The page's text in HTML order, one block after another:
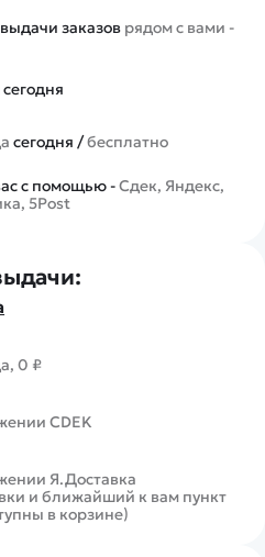
заказов рядом с вами -
сегодня /бесплатно
с помощью -Сдек, Яндекс,
5Post
0 ₽
CDEK
Я.Доставка
и ближайший к вам пункт
в корзине)